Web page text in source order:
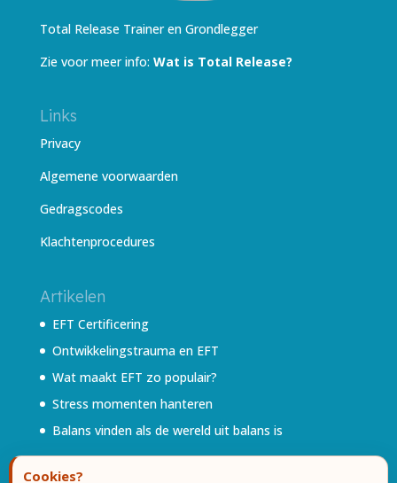
Total Release Trainer en Grondlegger
Zie voor meer info: Wat is Total Release?
Links
Privacy
Algemene voorwaarden
Gedragscodes
Klachtenprocedures
Artikelen
EFT Certificering
Ontwikkelingstrauma en EFT
Wat maakt EFT zo populair?
Stress momenten hanteren
Balans vinden als de wereld uit balans is
Cookies?